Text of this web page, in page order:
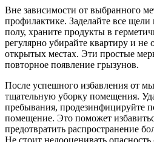
Вне зависимости от выбранного
профилактике. Заделайте все щели
полу, храните продукты в
регулярно убирайте квартиру и не
открытых местах. Эти простые
повторное появление грызунов.
После успешного избавления от
тщательную уборку помещения.
пребывания, продезинфицируйте
помещение. Это поможет
предотвратить распространение
Не стоит недооценивать